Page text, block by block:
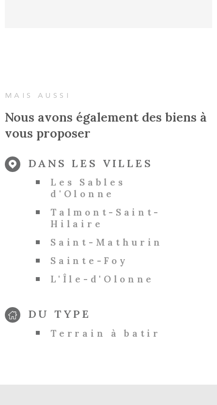
MAIS AUSSI
Nous avons également des biens à
vous proposer
DANS LES VILLES
Les Sables
d'Olonne
Talmont-Saint-
Hilaire
Saint-Mathurin
Sainte-Foy
L'Île-d'Olonne
DU TYPE
Terrain à batir